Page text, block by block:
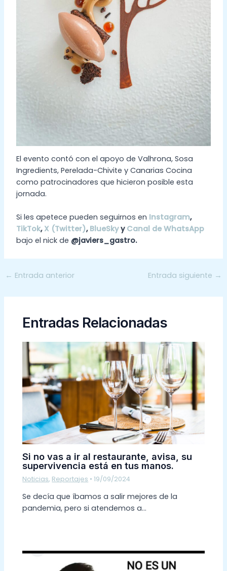
El evento contó con el apoyo de Valhrona, Sosa
Ingredients, Perelada-Chivite y Canarias Cocina
como patrocinadores que hicieron posible esta
jornada.
Si les apetece pueden seguirnos en Instagram,
TikTok, X (Twitter), BlueSkyy Canal de WhatsApp
bajo el nick de @javiers_gastro.
← Entrada anterior Entrada siguiente →
Entradas Relacionadas
Si no vas a ir al restaurante, avisa, su
supervivencia está en tus manos.
Noticias, Reportajes •19/09/2024
Se decía que íbamos a salir mejores de la
pandemia, pero si atendemos a…